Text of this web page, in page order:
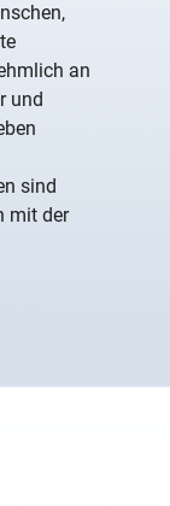
an
und
sind
mit der